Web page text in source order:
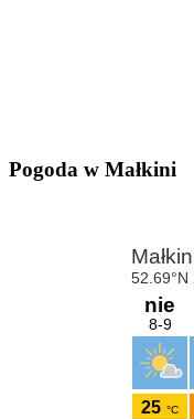
Pogoda w Małkini